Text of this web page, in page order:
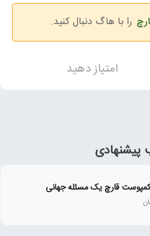
را با هاگ دنبال کنید.
امتیاز دهید
پیشنهادی
قارچ یک مسئله جهانی